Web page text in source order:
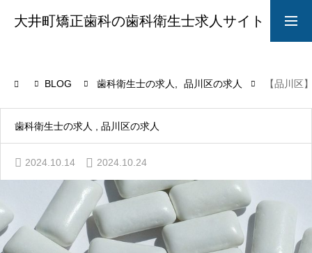
大井町矯正歯科の歯科衛生士求人サイト
院長からのメッセージ
ABOUT
STYLE
BLOG 歯科衛生士の求人 品川区の求人 【品川区
歯科衛生士の求人 品川区の求人
2024.10.14 2024.10.24